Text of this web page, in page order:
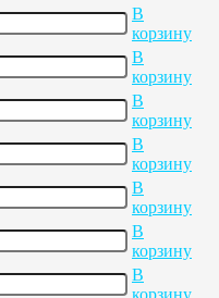
В
корзину
В
корзину
В
корзину
В
корзину
В
корзину
В
корзину
В
корзину